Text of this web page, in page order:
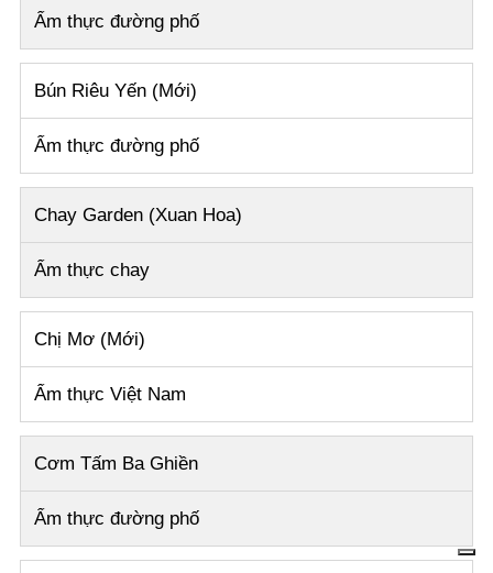
Ẩm thực đường phố
Bún Riêu Yến (Mới)
Ẩm thực đường phố
Chay Garden (Xuan Hoa)
Ẩm thực chay
Chị Mơ (Mới)
Ẩm thực Việt Nam
Cơm Tấm Ba Ghiền
Ẩm thực đường phố